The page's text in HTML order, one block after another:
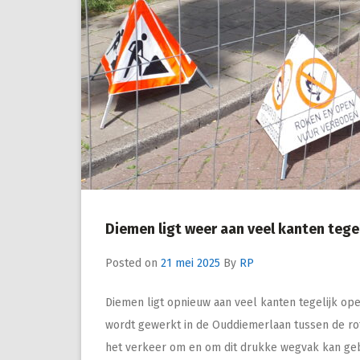
Diemen ligt weer aan veel kanten
Posted on 21 mei 2025 By RP
Diemen ligt opnieuw aan veel kanten tegelijk
wordt gewerkt in de Ouddiemerlaan tussen de
het verkeer om en om dit drukke wegvak kan